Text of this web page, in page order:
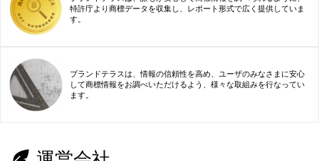
特許庁より商標データを収集し、レポート形式で広く提供していま
す。
ブランドテラスは、情報の信頼性を高め、ユーザのみなさまに安心
して商標情報をお調べいただけるよう、様々な取組みを行なってい
ます。